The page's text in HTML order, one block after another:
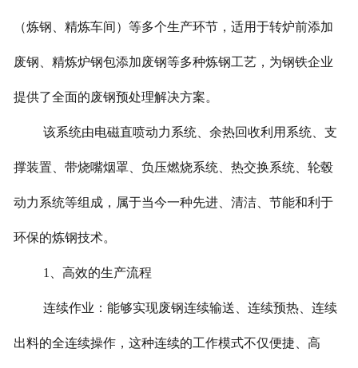
（炼钢、精炼车间）等多个生产环节，适用于转炉前添加
废钢、精炼炉钢包添加废钢等多种炼钢工艺，为钢铁企业
提供了全面的废钢预处理解决方案。
该系统由电磁直喷动力系统、余热回收利用系统、支
撑装置、带烧嘴烟罩、负压燃烧系统、热交换系统、轮毂
动力系统等组成，属于当今一种先进、清洁、节能和利于
环保的炼钢技术。
1、高效的生产流程
连续作业：能够实现废钢连续输送、连续预热、连续
出料的全连续操作，这种连续的工作模式不仅便捷、高